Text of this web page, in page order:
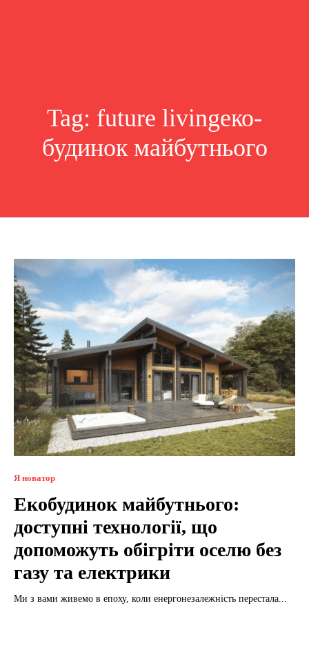
Tag: future livingеко-
будинок майбутнього
Я новатор
Екобудинок майбутнього:
доступні технології, що
допоможуть обігріти оселю без
газу та електрики
Ми з вами живемо в епоху, коли енергонезалежність перестала...